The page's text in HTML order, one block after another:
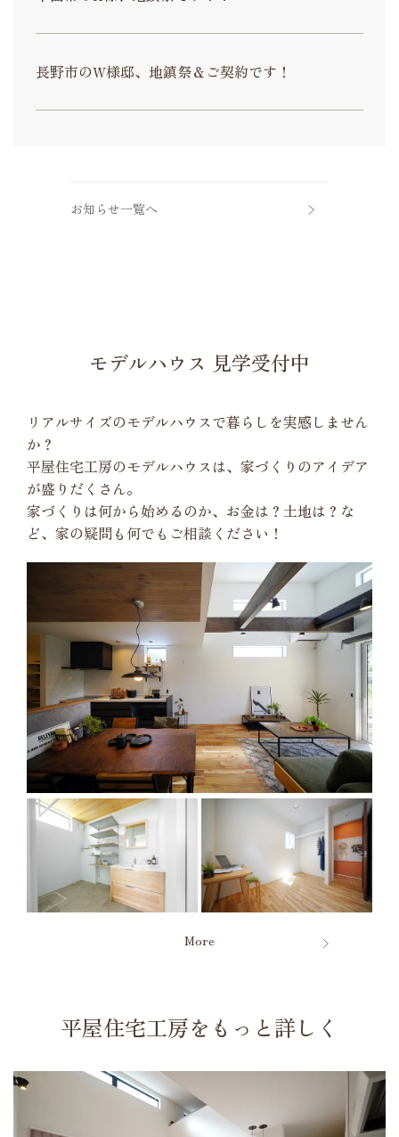
長野市のW様邸、地鎮祭＆ご契約です！
お知らせ一覧へ
モデルハウス 見学受付中
リアルサイズのモデルハウスで暮らしを実感しません
か？
平屋住宅工房のモデルハウスは、家づくりのアイデア
が盛りだくさん。
家づくりは何から始めるのか、お金は？土地は？な
ど、家の疑問も何でもご相談ください！
More
平屋住宅工房をもっと詳しく